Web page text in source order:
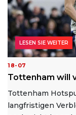
18-07
Tottenham will
Tottenham
langfristigen
LESEN SIE WEITER